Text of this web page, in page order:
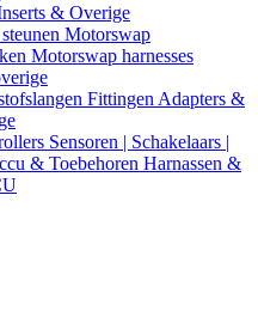
& Overige
Motorswap
Motorswap harnesses
Fittingen Adapters &
Sensoren | Schakelaars |
& Toebehoren Harnassen &